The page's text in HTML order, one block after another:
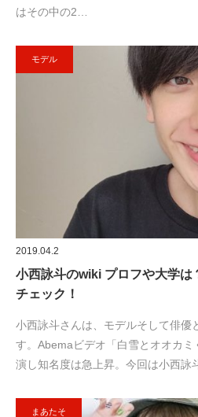
はその中の2…
モデル
2019.04.2
小西詠斗のwiki プロフや大学は
チェック！
小西詠斗さんは、モデルそして俳優
す。Abemaビデオ「白雪とオオカミ
演し知名度は急上昇。今回は小西詠
まあたそ